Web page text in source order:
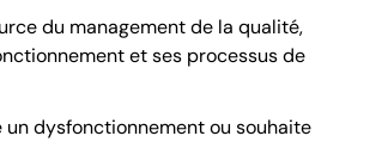
du management de la qualité,
et ses processus de
dysfonctionnement ou souhaite